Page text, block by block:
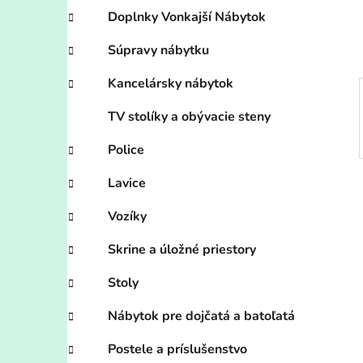
l
Doplnky Vonkajší Nábytok
Súpravy nábytku
Kancelársky nábytok
TV stolíky a obývacie steny
Police
Lavice
Vozíky
Skrine a úložné priestory
Stoly
Nábytok pre dojčatá a batoľatá
Postele a príslušenstvo